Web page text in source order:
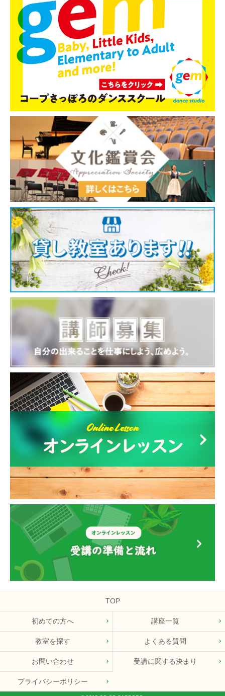
TOP
初めての方へ 講座一覧
教室を探す よくある質問
お問い合わせ 受講に関する決まり
プライバシーポリシー